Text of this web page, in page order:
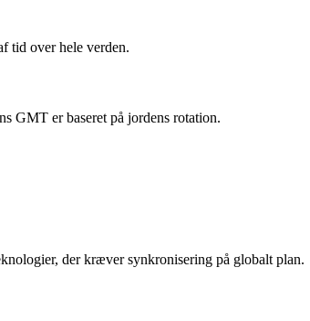
tid over hele verden.
GMT er baseret på jordens rotation.
der kræver synkronisering på globalt plan.